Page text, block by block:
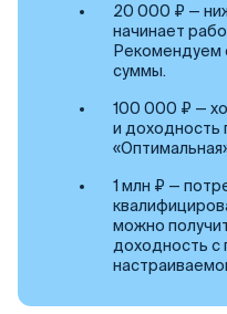
20 000 ₽ —
начинает
Рекомендуем
суммы.
100 000 ₽ —
и доходность
1 млн ₽ —
можно
доходность